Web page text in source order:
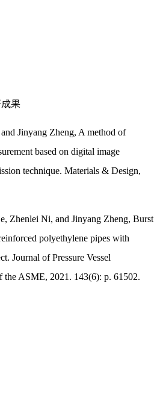
果
Jinyang Zheng, A method of
based on digital image
technique. Materials & Design,
Zhenlei Ni, and Jinyang Zheng, Burst
polyethylene pipes with
Journal of Pressure Vessel
the ASME, 2021. 143(6): p. 61502.